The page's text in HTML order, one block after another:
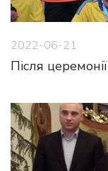
2022-06-21
Після